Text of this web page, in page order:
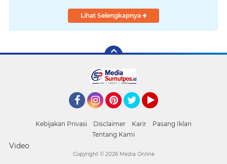
Lihat Selengkapnya
Kebijakan Privasi Disclaimer Karir
Pasang Iklan
Tentang Kami
Video
Copyright © 2026 Media Online